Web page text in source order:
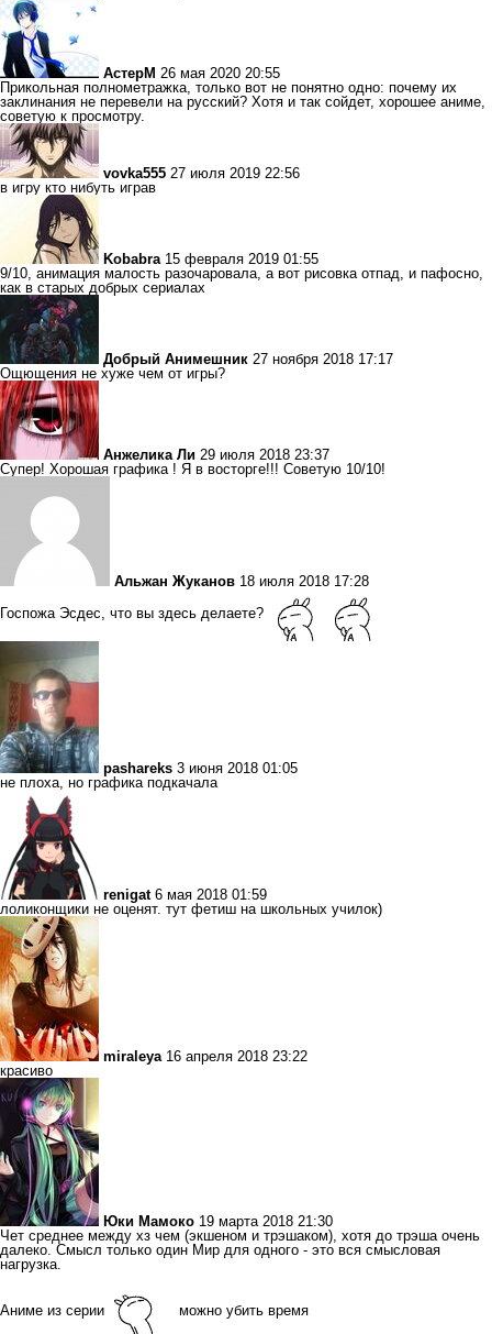
АстерМ 26 мая 2020 20:55
Прикольная полнометражка, только вот не понятно одно: почему их
заклинания не перевели на русский? Хотя и так сойдет, хорошее аниме,
советую к просмотру.
vovka555 27 июля 2019 22:56
в игру кто нибуть играв
Kobabra 15 февраля 2019 01:55
9/10, анимация малость разочаровала, а вот рисовка отпад, и пафосно,
как в старых добрых сериалах
Добрый Анимешник 27 ноября 2018 17:17
Ощющения не хуже чем от игры?
Анжелика Ли 29 июля 2018 23:37
Супер! Хорошая графика ! Я в восторге!!! Советую 10/10!
Альжан Жуканов 18 июля 2018 17:28
Госпожа Эсдес, что вы здесь делаете?
pashareks 3 июня 2018 01:05
не плоха, но графика подкачала
renigat 6 мая 2018 01:59
лоликонщики не оценят. тут фетиш на школьных училок)
miraleya 16 апреля 2018 23:22
красиво
Юки Мамоко 19 марта 2018 21:30
Чет среднее между хз чем (экшеном и трэшаком), хотя до трэша очень
далеко. Смысл только один Мир для одного - это вся смысловая
нагрузка.
Аниме из серии можно убить время